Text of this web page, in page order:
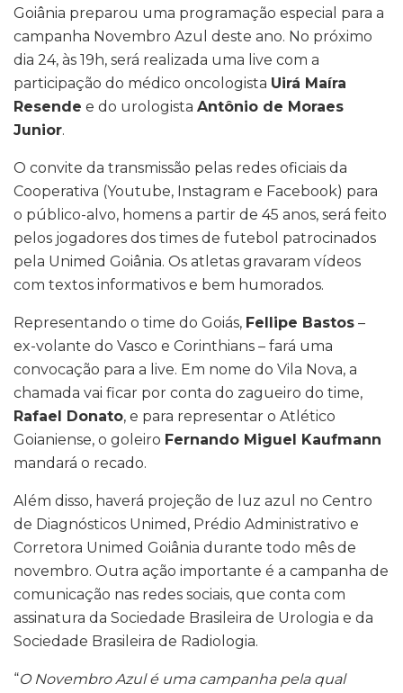
Goiânia preparou uma programação especial para a
campanha Novembro Azul deste ano. No próximo
dia 24, às 19h, será realizada uma live com a
participação do médico oncologista Uirá Maíra
Resende e do urologista Antônio de Moraes
Junior.
O convite da transmissão pelas redes oficiais da
Cooperativa (Youtube, Instagram e Facebook) para
o público-alvo, homens a partir de 45 anos, será feito
pelos jogadores dos times de futebol patrocinados
pela Unimed Goiânia. Os atletas gravaram vídeos
com textos informativos e bem humorados.
Representando o time do Goiás, Fellipe Bastos –
ex-volante do Vasco e Corinthians – fará uma
convocação para a live. Em nome do Vila Nova, a
chamada vai ficar por conta do zagueiro do time,
Rafael Donato, e para representar o Atlético
Goianiense, o goleiro Fernando Miguel Kaufmann
mandará o recado.
Além disso, haverá projeção de luz azul no Centro
de Diagnósticos Unimed, Prédio Administrativo e
Corretora Unimed Goiânia durante todo mês de
novembro. Outra ação importante é a campanha de
comunicação nas redes sociais, que conta com
assinatura da Sociedade Brasileira de Urologia e da
Sociedade Brasileira de Radiologia.
“O Novembro Azul é uma campanha pela qual